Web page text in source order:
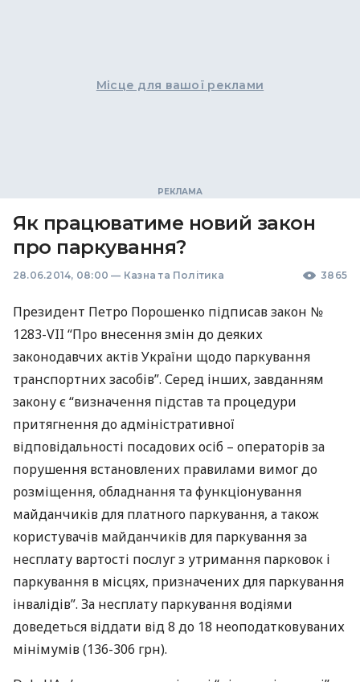
Місце для вашої реклами
Як працюватиме новий закон
про паркування?
28.06.2014, 08:00 — Казна та Політика 3865
Президент Петро Порошенко підписав закон №
1283-VII “Про внесення змін до деяких
законодавчих актів України щодо паркування
транспортних засобів”. Серед інших, завданням
закону є “визначення підстав та процедури
притягнення до адміністративної
відповідальності посадових осіб – операторів за
порушення встановлених правилами вимог до
розміщення, обладнання та функціонування
майданчиків для платного паркування, а також
користувачів майданчиків для паркування за
несплату вартості послуг з утримання парковок і
паркування в місцях, призначених для паркування
інвалідів”. За несплату паркування водіями
доведеться віддати від 8 до 18 неоподатковуваних
мінімумів (136-306 грн).